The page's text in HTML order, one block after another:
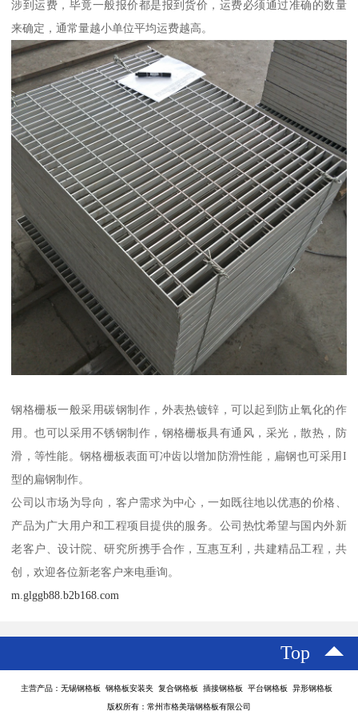
涉到运费，毕竟一般报价都是报到货价，运费必须通过准确的数量
来确定，通常量越小单位平均运费越高。
钢格栅板一般采用碳钢制作，外表热镀锌，可以起到防止氧化的作
用。也可以采用不锈钢制作，钢格栅板具有通风，采光，散热，防
滑，等性能。钢格栅板表面可冲齿以增加防滑性能，扁钢也可采用I
型的扁钢制作。
公司以市场为导向，客户需求为中心，一如既往地以优惠的价格、
产品为广大用户和工程项目提供的服务。公司热忱希望与国内外新
老客户、设计院、研究所携手合作，互惠互利，共建精品工程，共
创，欢迎各位新老客户来电垂询。
m.glggb88.b2b168.com
Top
主营产品：无锡钢格板 钢格板安装夹 复合钢格板 插接钢格板 平台钢格板 异形钢格板
版权所有：常州市格美瑞钢格板有限公司